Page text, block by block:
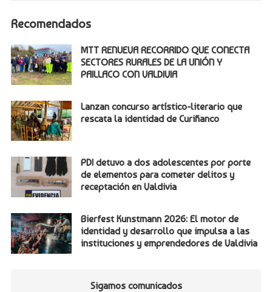
Recomendados
MTT RENUEVA RECORRIDO QUE CONECTA
SECTORES RURALES DE LA UNIÓN Y
PAILLACO CON VALDIVIA
Lanzan concurso artístico-literario que
rescata la identidad de Curiñanco
PDI detuvo a dos adolescentes por porte
de elementos para cometer delitos y
receptación en Valdivia
Bierfest Kunstmann 2026: El motor de
identidad y desarrollo que impulsa a las
instituciones y emprendedores de Valdivia
Sigamos comunicados